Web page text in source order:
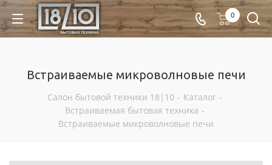
0
Встраиваемые микроволновые печи
Салон бытовой техники 18|10 - Каталог -
Встраиваемая бытовая техника -
Встраиваемые микроволновые печи